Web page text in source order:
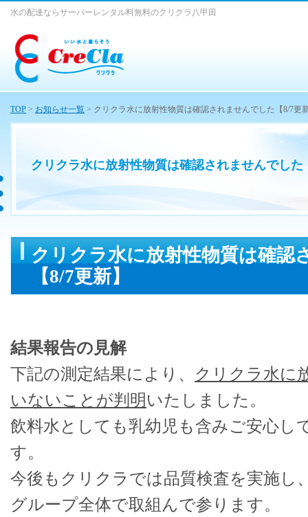
クリクラ水に放射性物質は確認されませんでした
水の配達ならサーバーレンタル料無料のクリクラ八甲田
クリクラ水に放射性物質は確認
【8/7更新】
結果報告の見解
下記の測定結果により、 クリクラ水に
いないことが判明 いたしました。
飲料水としても乳幼児も含みご安心し
す。
今後もクリクラでは品質検査を実施し
グループ全体で取組んで参ります。
TOP > お知らせ一覧 > クリクラ水に放射性物質は確認されませんでした【8/7更